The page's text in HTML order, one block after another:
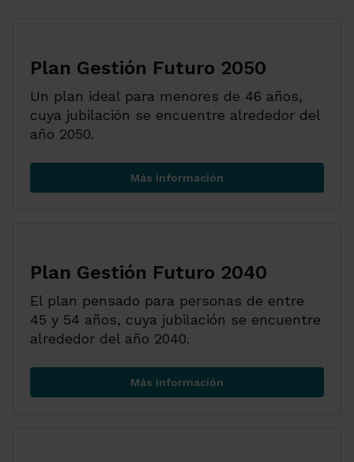
Plan Gestión Futuro 2050
Un plan ideal para menores de 46 años,
cuya jubilación se encuentre alrededor del
año 2050.
Más informaciónPlan Gestión Futuro 2050
Plan Gestión Futuro 2040
El plan pensado para personas de entre
45 y 54 años, cuya jubilación se encuentre
alrededor del año 2040.
Más informaciónPlan Gestión Futuro 2040